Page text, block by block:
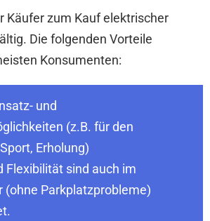
Käufer zum Kauf elektrischer
Die folgenden Vorteile
Konsumenten:
und
(z.B. für den
Erholung)
Flexibilität sind auch im
(ohne Parkplatzprobleme)